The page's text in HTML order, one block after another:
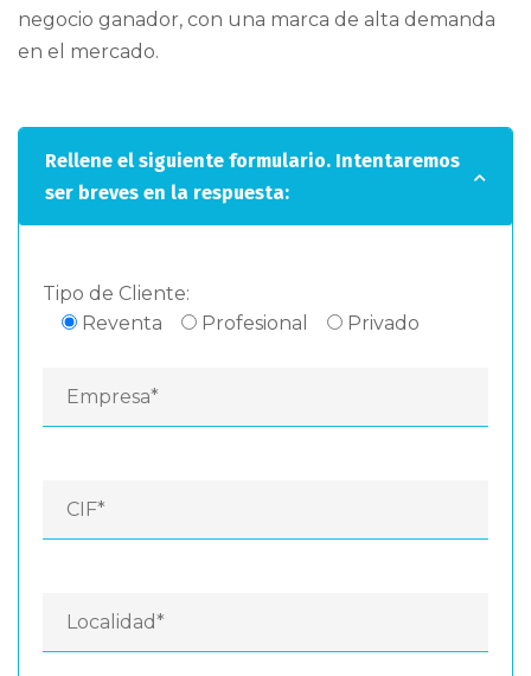
negocio ganador, con una marca de alta demanda
en el mercado.
Rellene el siguiente formulario. Intentaremos
ser breves en la respuesta:
Tipo de Cliente:
Reventa
Profesional Privado